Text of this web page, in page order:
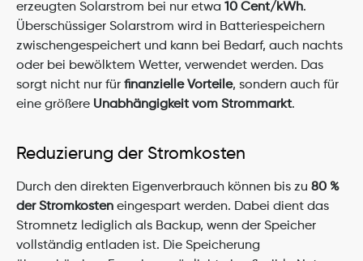
erzeugten Solarstrom bei nur etwa 10 Cent/kWh.
Überschüssiger Solarstrom wird in Batteriespeichern
zwischengespeichert und kann bei Bedarf, auch nachts
oder bei bewölktem Wetter, verwendet werden. Das
sorgt nicht nur für finanzielle Vorteile, sondern auch für
eine größere Unabhängigkeit vom Strommarkt.
Reduzierung der Stromkosten
Durch den direkten Eigenverbrauch können bis zu 80 %
der Stromkosten eingespart werden. Dabei dient das
Stromnetz lediglich als Backup, wenn der Speicher
vollständig entladen ist. Die Speicherung